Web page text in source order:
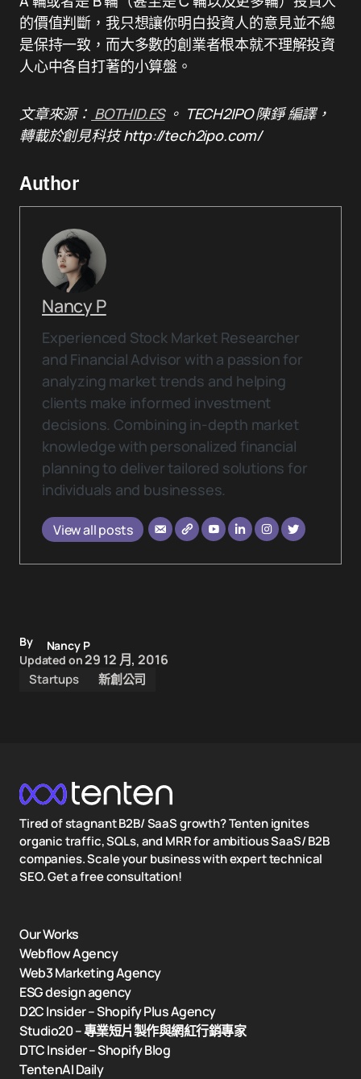
的價值判斷，我只想讓你明白投資人的意見並不總
是保持一致，而大多數的創業者根本就不理解投資
人心中各自打著的小算盤。
文章來源： BOTHID.ES。 TECH2IPO 陳錚 編譯，
轉載於創見科技 http://tech2ipo.com/
Author
Nancy P
Experienced Stock Market Researcher
and Financial Advisor with a passion for
analyzing market trends and helping
clients make informed investment
decisions. Combining in-depth market
knowledge with personalized financial
planning to deliver tailored solutions for
individuals and businesses.
View all posts
By
Nancy P
Updated on29 12 月, 2016
Startups 新創公司
Tired of stagnant B2B/ SaaS growth? Tenten ignites
organic traffic, SQLs, and MRR for ambitious SaaS/ B2B
companies. Scale your business with expert technical
SEO. Get a free consultation!
Our Works
Webflow Agency
Web3 Marketing Agency
ESG design agency
D2C Insider – Shopify Plus Agency
Studio20 – 專業短片製作與網紅行銷專家
DTC Insider – Shopify Blog
TentenAI Daily